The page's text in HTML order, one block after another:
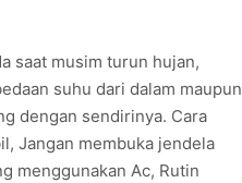
saat musim turun hujan,
suhu dari dalam maupun
dengan sendirinya. Cara
Jangan membuka jendela
menggunakan Ac, Rutin